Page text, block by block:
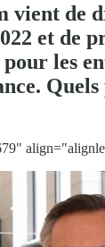
vient de
et de
les
Quels